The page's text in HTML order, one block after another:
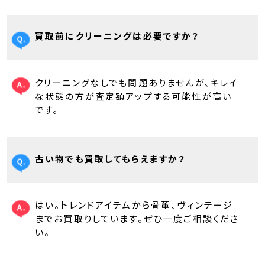
買取前にクリーニングは必要ですか？
クリーニングなしでも問題ありませんが、キレイ
な状態の方が査定額アップする可能性が高い
です。
古い物でも買取してもらえますか？
はい。トレンドアイテムから骨董、ヴィンテージ
までお買取りしています。ぜひ一度ご相談くださ
い。